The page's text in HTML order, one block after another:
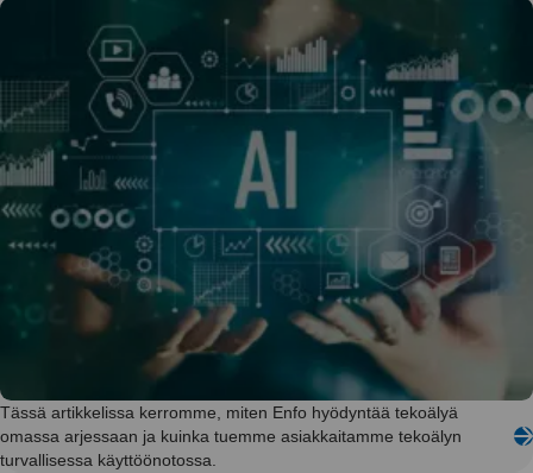
Tässä artikkelissa kerromme, miten Enfo hyödyntää tekoälyä
omassa arjessaan ja kuinka tuemme asiakkaitamme tekoälyn
turvallisessa käyttöönotossa.